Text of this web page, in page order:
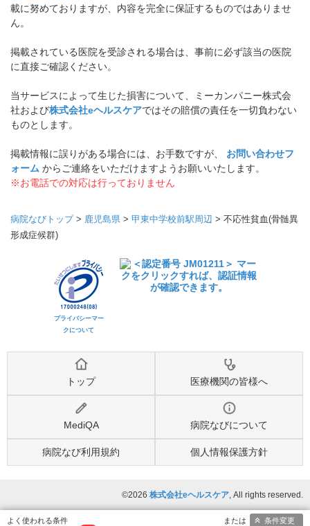
載に努めておりますが、内容を完全に保証するものではありませ
ん。
掲載されている医院を受診される場合は、事前に必ず該当の医院
に直接ご確認ください。
当サービスによって生じた損害について、ミーカンパニー株式会
社および株式会社eヘルスケアではその賠償の責任を一切負わない
ものとします。
掲載情報に誤りがある場合には、お手数ですが、 お問い合わせフ
ォーム からご連絡をいただけますようお願いいたします。
※お電話での対応は行っておりません
病院なびトップ> 鹿児島県 > 甲東中学校前駅周辺 > 不応性貧血(骨髄異
形成症候群)
プライバシーマー
クについて
トップ 医療機関の皆様へ
MediQA 病院なびについて
病院なび利用規約 個人情報保護方針
©2026 株式会社eヘルスケア, All rights reserved.
条件変更